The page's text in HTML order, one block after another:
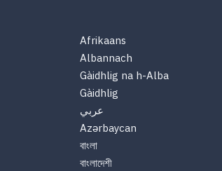
Afrikaans
Albannach
Gàidhlig na h-Alba
Gàidhlig
عربي
Azərbaycan
বাংলা
বাংলাদেশী